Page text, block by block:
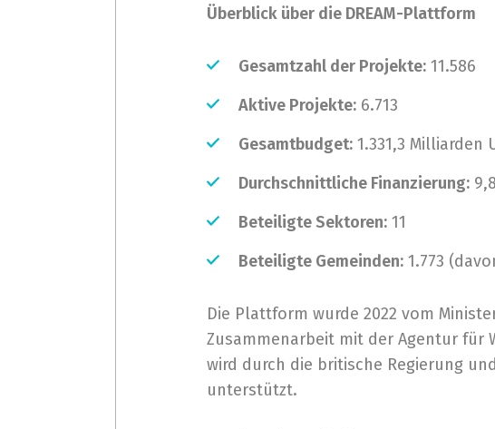
Überblick über die DREAM-Plattform
Gesamtzahl der Projekte: 11.586
Aktive Projekte: 6.713
Gesamtbudget: 1.331,3 Milliarden
Durchschnittliche Finanzierung:
Beteiligte Sektoren: 11
Beteiligte Gemeinden: 1.773
Die Plattform wurde 2022 vom
Zusammenarbeit mit der Agentur für
wird durch die britische Regierung
unterstützt.